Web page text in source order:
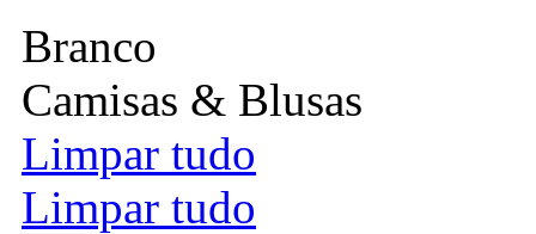
Branco
Camisas & Blusas
Limpar tudo
Limpar tudo